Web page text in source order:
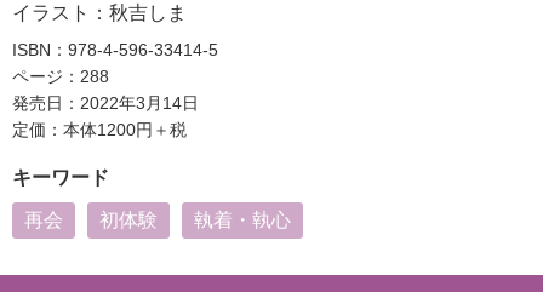
イラスト： 秋吉しま
ISBN：978-4-596-33414-5
ページ：288
発売日：2022年3月14日
定価：本体1200円＋税
キーワード
再会 初体験 執着・執心